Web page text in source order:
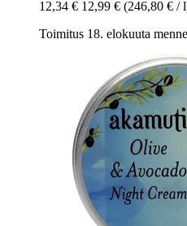
12,34 € 12,99 € (246,80 € /
Toimitus 18. elokuuta